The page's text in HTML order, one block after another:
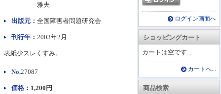
ログイン画面へ
ショッピングカート
カートは空です...
カートへ...
商品検索
雅夫
出版元： 全国障害者問題研究会
刊行年： 2003年2月
表紙少スレくすみ。
No.27087
価格： 1,200円